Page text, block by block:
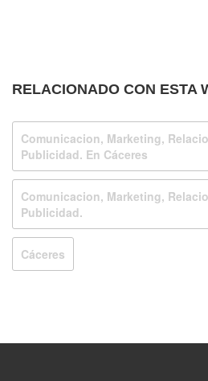
RELACIONADO CON ESTA
Comunicacion, Marketing,
Publicidad. En Cáceres
Comunicacion, Marketing,
Publicidad.
Cáceres